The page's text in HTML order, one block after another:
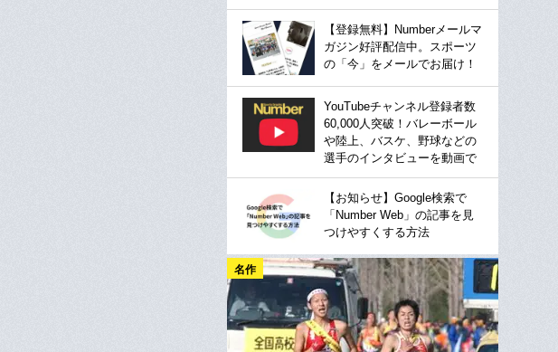
【登録無料】Numberメールマ
ガジン好評配信中。スポーツ
の「今」をメールでお届け！
YouTubeチャンネル登録者数
60,000人突破！バレーボール
や陸上、バスケ、野球などの
選手のインタビューを動画で
【お知らせ】Google検索で
「Number Web」の記事を見
つけやすくする方法
名作